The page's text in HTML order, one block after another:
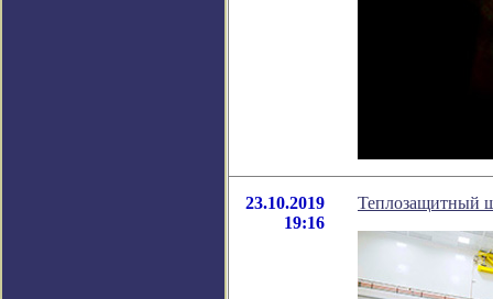
23.10.2019
19:16
Теплозащитный